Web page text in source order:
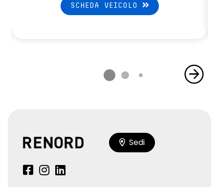
SCHEDA VEICOLO
Sedi